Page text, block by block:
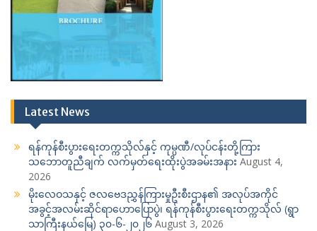
Latest News
ရန်ကုန်စီးပွားရေးတက္ကသိုလ်နှင့် ကုမ္ပဏီ/လုပ်ငန်းတို့ကြား
သဘောတူညီချက် လက်မှတ်ရေးထိုးပွဲအခမ်းအနား August 4,
2026
မိုးလေဝသနှင့် ဇလဗေဒညွှန်ကြားမှုဦးစီးဌာန၏ အလုပ်အကိုင်
အခွင့်အလမ်းဆိုင်ရာဟောပြောပွဲ၊ ရန်ကုန်စီးပွားရေးတက္ကသိုလ် (ရွာ
သာကြီးနယ်မြေ) ၃၀-၆-၂၀၂၆ August 3, 2026